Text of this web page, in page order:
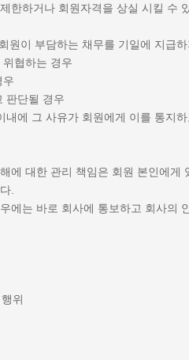
한하거나 회원자격을 상실 시킬 수
이 부담하는 채무를 기일에 지급
협하는 경우
우
판단될 경우
에 그 사유가 회원에게 이를 통지
에 대한 관리 책임은 회원 본인에게
.
에는 바로 회사에 통보하고 회사의
위